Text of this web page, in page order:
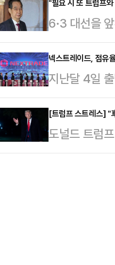
를 나눴다. 이
뒤퐁) 주교
다. 두봉 주
있다고 예고
선 레이스는
총장의 불출
도 대선 후보
선 후보 경선
박찬…
"필요 시 또 트럼프
6·3 대선을
마를 요구하
럼프 행정부
러냈다.한 대
로벌 통상 전
개선하고, 무
될 수 있을 것
활용하여 국
넥스트레이드, 점유
지난달 4일
확대하고 있
체제로 전환
이드에 따르
억원으로 집
[트럼프 스트레스] "
도널드 트럼
관세를 면제